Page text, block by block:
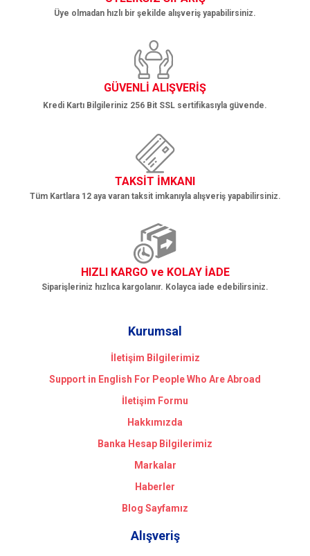
Gönder
Üye olmadan hızlı bir şekilde alışveriş yapabilirsiniz.
GÜVENLİ ALIŞVERİŞ
Kredi Kartı Bilgileriniz 256 Bit SSL sertifikasıyla güvende.
TAKSİT İMKANI
Tüm Kartlara 12 aya varan taksit imkanıyla alışveriş yapabilirsiniz.
HIZLI KARGO ve KOLAY İADE
Siparişleriniz hızlıca kargolanır. Kolayca iade edebilirsiniz.
Kurumsal
İletişim Bilgilerimiz
Support in English For People Who Are Abroad
İletişim Formu
Hakkımızda
Banka Hesap Bilgilerimiz
Markalar
Haberler
Blog Sayfamız
Alışveriş